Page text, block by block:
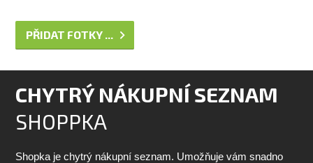
PŘIDAT FOTKY ...
CHYTRÝ NÁKUPNÍ SEZNAM
SHOPPKA
Shopka je chytrý nákupní seznam. Umožňuje vám snadno